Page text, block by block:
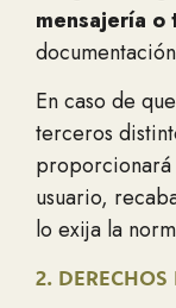
mensajería o
En caso de
terceros
proporcionará
usuario,
lo exija la
2.